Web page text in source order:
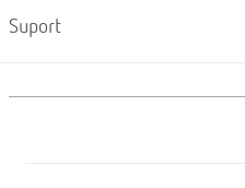
Suport